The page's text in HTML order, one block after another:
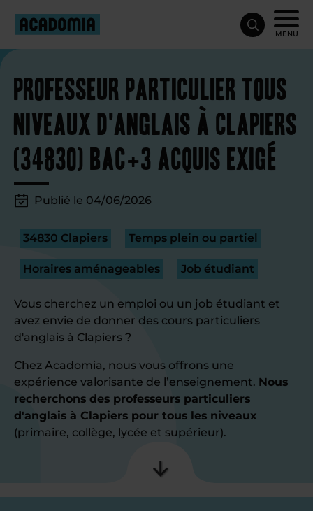
MENU
Professeur particulier tous
niveaux d'anglais à Clapiers
(34830) Bac+3 acquis exigé
Publié le 04/06/2026
34830 Clapiers Temps plein ou partiel
Horaires aménageables Job étudiant
Vous cherchez un emploi ou un job étudiant et
avez envie de donner des cours particuliers
d'anglais à Clapiers ?
Chez Acadomia, nous vous offrons une
expérience valorisante de l’enseignement. Nous
recherchons des professeurs particuliers
d'anglais à Clapiers pour tous les niveaux
(primaire, collège, lycée et supérieur).